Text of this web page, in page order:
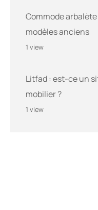
Commode
modèles anciens
1 view
Litfad : est-ce un
mobilier ?
1 view